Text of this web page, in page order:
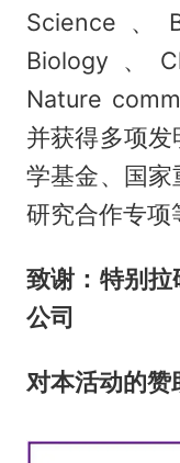
Science、
Biology、
Nature
并获得多项
学基金、国
研究合作专项
致谢：特别
公司
对本活动的赞